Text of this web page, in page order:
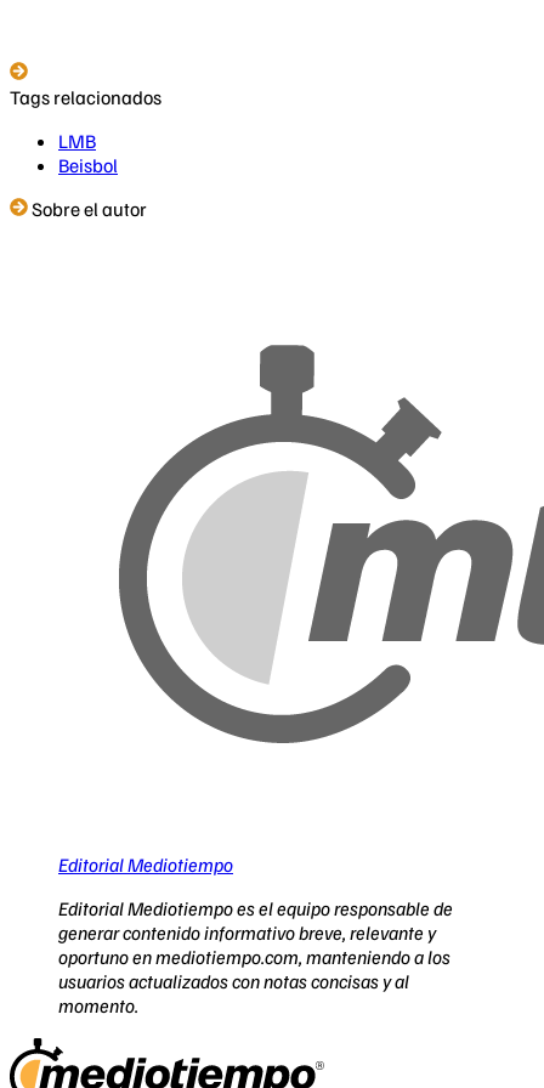
Tags relacionados
LMB
Beisbol
Sobre el autor
Editorial Mediotiempo
Editorial Mediotiempo es el equipo responsable de
generar contenido informativo breve, relevante y
oportuno en mediotiempo.com, manteniendo a los
usuarios actualizados con notas concisas y al
momento.